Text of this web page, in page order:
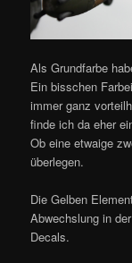
Als Grundfarbe
Ein bisschen
immer ganz
finde ich da eher
Ob eine etwaige
überlegen.
Die Gelben
Abwechslung in
Decals.